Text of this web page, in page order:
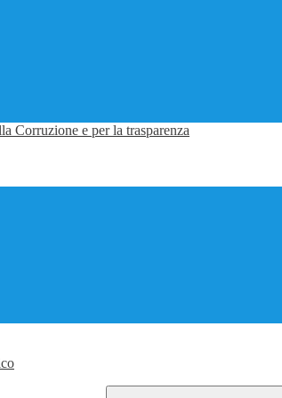
Corruzione e per la trasparenza